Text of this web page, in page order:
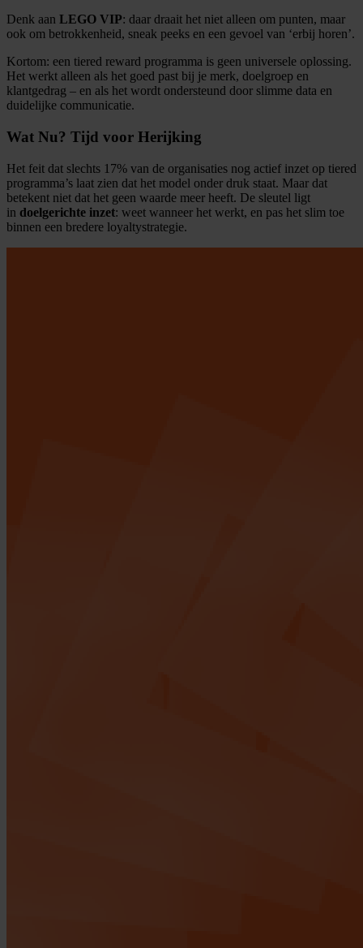
Denk aan LEGO VIP: daar draait het niet alleen om punten, maar
ook om betrokkenheid, sneak peeks en een gevoel van ‘erbij horen’.
Kortom: een tiered reward programma is geen universele oplossing.
Het werkt alleen als het goed past bij je merk, doelgroep en
klantgedrag – en als het wordt ondersteund door slimme data en
duidelijke communicatie.
Wat Nu? Tijd voor Herijking
Het feit dat slechts 17% van de organisaties nog actief inzet op tiered
programma’s laat zien dat het model onder druk staat. Maar dat
betekent niet dat het geen waarde meer heeft. De sleutel ligt
in doelgerichte inzet: weet wanneer het werkt, en pas het slim toe
binnen een bredere loyaltystrategie.